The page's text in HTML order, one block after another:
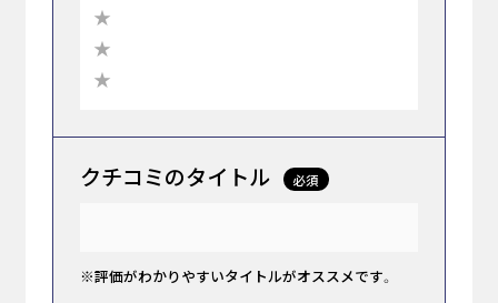
★
★
★
クチコミのタイトル 必須
※評価がわかりやすいタイトルがオススメです。